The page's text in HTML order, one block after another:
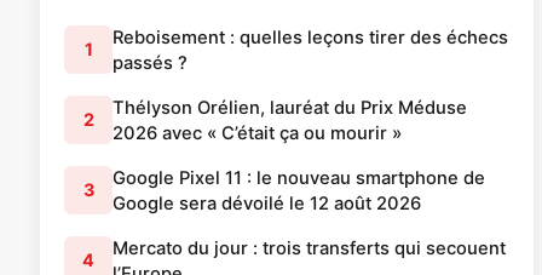
1
Reboisement : quelles leçons tirer des échecs
passés ?
2
Thélyson Orélien, lauréat du Prix Méduse
2026 avec « C’était ça ou mourir »
3
Google Pixel 11 : le nouveau smartphone de
Google sera dévoilé le 12 août 2026
4
Mercato du jour : trois transferts qui secouent